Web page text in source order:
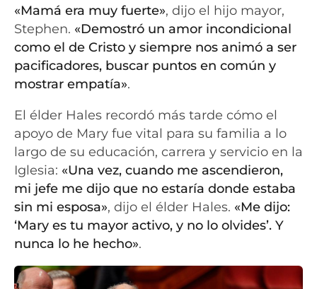
«Mamá era muy fuerte», dijo el hijo mayor,
Stephen. «Demostró un amor incondicional
como el de Cristo y siempre nos animó a ser
pacificadores, buscar puntos en común y
mostrar empatía».
El élder Hales recordó más tarde cómo el
apoyo de Mary fue vital para su familia a lo
largo de su educación, carrera y servicio en la
Iglesia: «Una vez, cuando me ascendieron,
mi jefe me dijo que no estaría donde estaba
sin mi esposa», dijo el élder Hales. «Me dijo:
‘Mary es tu mayor activo, y no lo olvides’. Y
nunca lo he hecho».